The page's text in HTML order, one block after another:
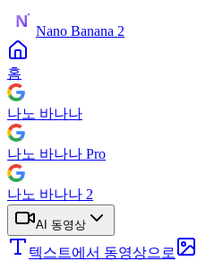
Nano Banana 2
홈
나노 바나나
나노 바나나 Pro
나노 바나나 2
AI 동영상
텍스트에서 동영상으로